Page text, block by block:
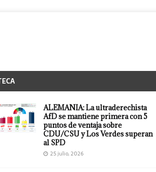
ALEMANIA: La ultraderechista
AfD se mantiene primera con 5
puntos de ventaja sobre
CDU/CSU y Los Verdes superan
al SPD
25 julio, 2026